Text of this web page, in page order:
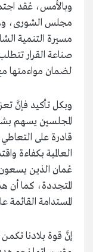
وبالأمس، عُقد
مجلس الشورى،
مسيرة التنمية
صناعة القرار
لضمان مواءمتها
وبكل تأكيد فإنَّ
المجلسين يسهم
قادرة على التعاطي
العالمية بكفاءة
عُمان الذين
المتجددة، كما أن
المستدامة القائمة
إنَّ قوة بلادنا